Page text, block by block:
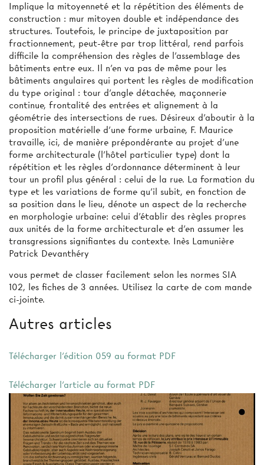
Implique la mitoyenneté et la répétition des éléments de
construction : mur mitoyen double et indépendance des
structures. Toutefois, le principe de juxtaposition par
fractionnement, peut-être par trop littéral, rend parfois
difficile la compréhension des règles de l’assemblage des
bâtiments entre eux. Il n'en va pas de même pour les
bâtiments angulaires qui portent les règles de modification
du type original : tour d’angle détachée, maçonnerie
continue, frontalité des entrées et alignement à la
géométrie des intersections de rues. Désireux d'aboutir à la
proposition matérielle d'une forme urbaine, F. Maurice
travaille, ici, de manière prépondérante au projet d'une
forme architecturale (l'hôtel particulier type) dont la
répétition et les règles d'ordonnance déterminent à leur
tour un profil plus général : celui de la rue. La formation du
type et les variations de forme qu'il subit, en fonction de
sa position dans le lieu, dénote un aspect de la recherche
en morphologie urbaine: celui d'établir des règles propres
aux unités de la forme architecturale et d'en assumer les
transgressions signifiantes du contexte. Inès Lamunière
Patrick Devanthéry
vous permet de classer facilement selon les normes SIA
102, les fiches de 3 années. Utilisez la carte de com­ mande
ci-jointe.
Autres articles
Télécharger l'édition 059 au format PDF
Télécharger l'article au format PDF